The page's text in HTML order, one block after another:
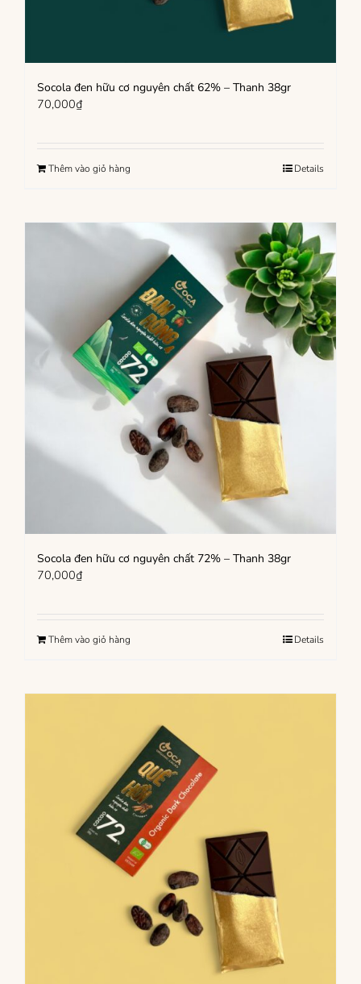
Socola đen hữu cơ nguyên chất 62% – Thanh 38gr
70,000₫
Thêm vào giỏ hàng Details
Socola đen hữu cơ nguyên chất 72% – Thanh 38gr
70,000₫
Thêm vào giỏ hàng Details